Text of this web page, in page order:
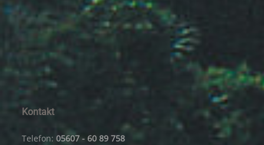
Kontakt
Telefon:05607 - 60 89 758